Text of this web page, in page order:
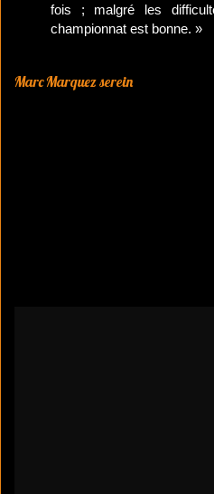
fois ; malgré les
championnat est bonne. »
Marc Marquez serein